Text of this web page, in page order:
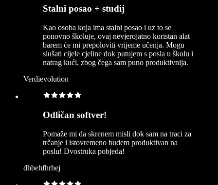
Stalni posao + studij
Kao osoba koja ima stalni posao i uz to se
ponovno školuje, ovaj nevjerojatno koristan alat
barem će mi prepoloviti vrijeme učenja. Mogu
slušati cijele cjeline dok putujem s posla u školu i
natrag kući, zbog čega sam puno produktivnija.
Verdievolution
Odličan softver!
Pomaže mi da skrenem misli dok sam na traci za
trčanje i istovremeno budem produktivan na
poslu! Dvostruka pobjeda!
dhbehfhrhej